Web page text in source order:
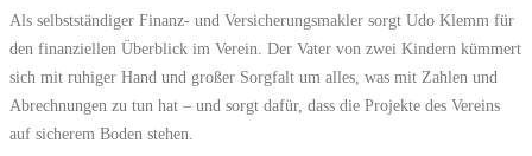
Als selbstständiger Finanz- und Versicherungsmakler sorgt Udo Klemm für
den finanziellen Überblick im Verein. Der Vater von zwei Kindern kümmert
sich mit ruhiger Hand und großer Sorgfalt um alles, was mit Zahlen und
Abrechnungen zu tun hat – und sorgt dafür, dass die Projekte des Vereins
auf sicherem Boden stehen.